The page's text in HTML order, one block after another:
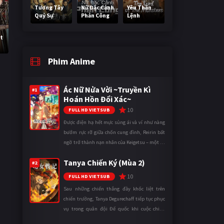
Tương Tây
Quỷ Sự
Nữ Đặc Cảnh
Phản Công
Yêu Thần
Lệnh
Phim Anime
#1
Ác Nữ Nửa Vời ~Truyền Kì
Hoán Hồn Đổi Xác~
FULL HD VIETSUB 10
Được điện hạ hết mực sủng ái và ví như nàng
bướm rực rỡ giữa chốn cung đình, Reirin bất
ngờ trở thành nạn nhân của Keigetsu – một kẻ
thuật để hoán đổi th ...
#2 Tanya Chiến Ký (Mùa 2)
FULL HD VIETSUB 10
Sau những chiến thắng đầy khốc liệt trên
chiến trường, Tanya Degurechaff tiếp tục phục
vụ trong quân đội Đế quốc khi cuộc chiến